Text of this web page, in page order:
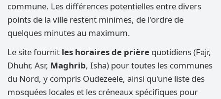
commune. Les différences potentielles entre divers
points de la ville restent minimes, de l'ordre de
quelques minutes au maximum.
Le site fournit les horaires de prière quotidiens (Fajr,
Dhuhr, Asr, Maghrib, Isha) pour toutes les communes
du Nord, y compris Oudezeele, ainsi qu'une liste des
mosquées locales et les créneaux spécifiques pour